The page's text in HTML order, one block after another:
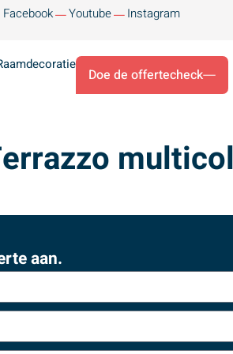
Facebook Youtube Instagram
Doe de offertecheck
aan.